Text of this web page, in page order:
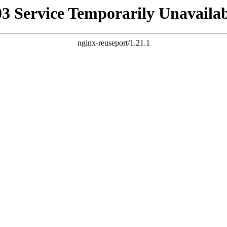
Service Temporarily
nginx-reuseport/1.21.1